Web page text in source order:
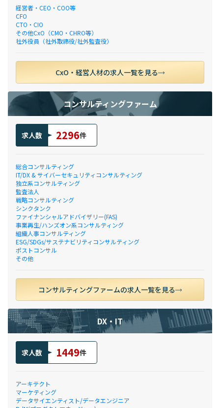
経営者・CEO・COO等
CFO
CTO・CIO
その他CxO（CMO・CHRO等）
社外役員（社外取締役/社外監査役）
CxO・経営人材の求人一覧を見る
コンサルティングファーム
求人数 2296件
総合コンサルティング
IT/DX & サイバーセキュリティコンサルティング
独立系コンサルティング
監査法人
戦略コンサルティング
シンクタンク
ファイナンシャルアドバイザリー(FAS)
事業再生/ハンズオン系コンサルティング
組織人事コンサルティング
ESG/SDGs/サステナビリティコンサルティング
ポストコンサル
その他
コンサルティングファームの求人一覧を見る
DX・IT
求人数 1449件
アーキテクト
マーケティング
データサイエンティスト/データエンジニア